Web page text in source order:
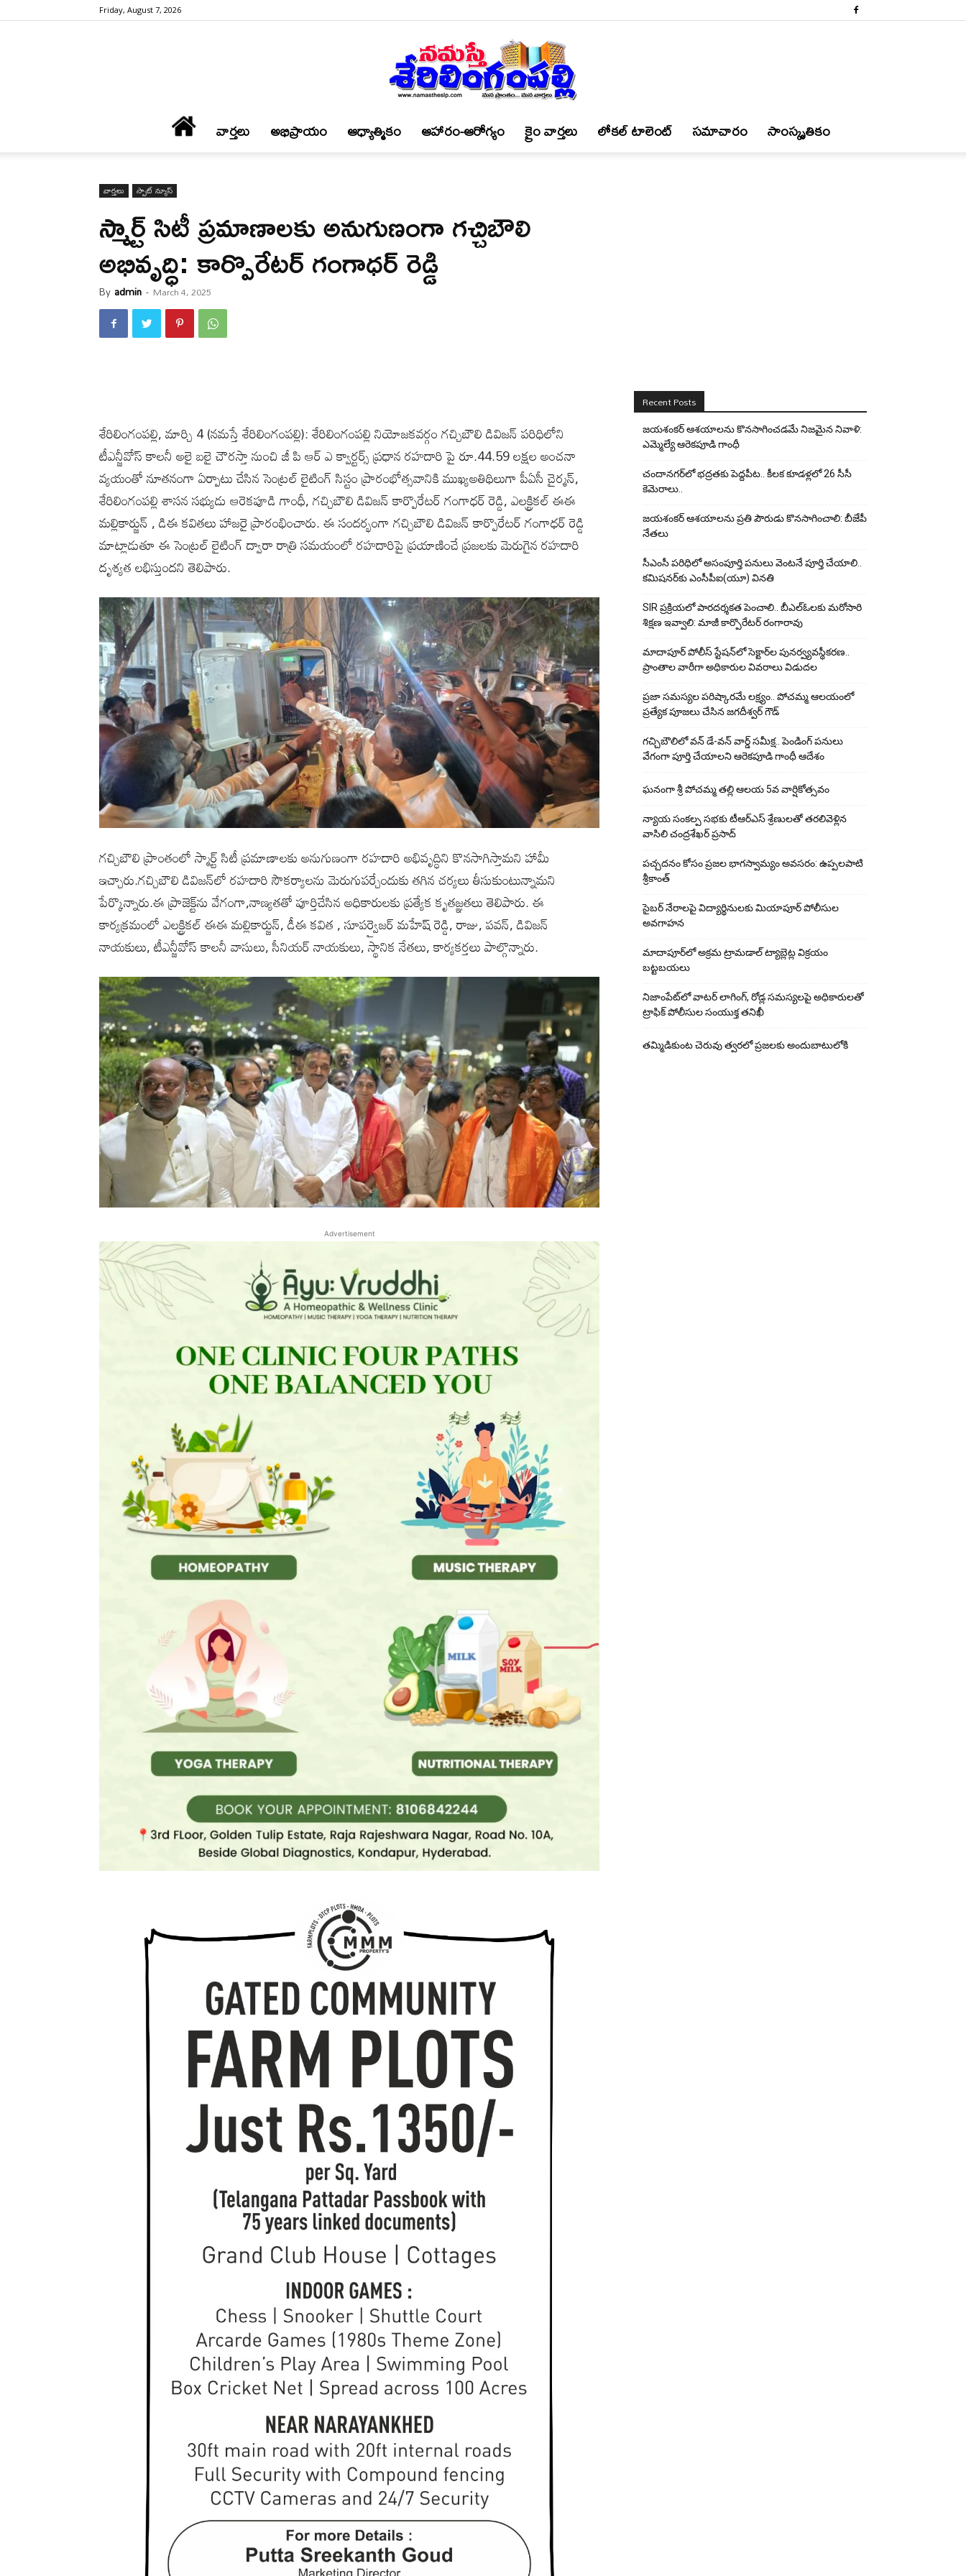
Friday, August 7, 2026
శేరిలింగంపల్లి
వార్త‌లు అభిప్రాయం ఆధ్యాత్మికం ఆహారం-ఆరోగ్యం క్రైం వార్త‌లు లోకల్ టాలెంట్ స‌మాచారం సాంస్కృతికం
వార్త‌లు స్పాట్ న్యూస్
స్మార్ట్ సిటీ ప్ర‌మాణాల‌కు అనుగుణంగా గ‌చ్చిబౌలి
అభివృద్ధి: కార్పొరేటర్ గంగాధర్ రెడ్డి
By admin - March 4, 2025
శేరిలింగంప‌ల్లి, మార్చి 4 (న‌మ‌స్తే శేరిలింగంప‌ల్లి): శేరిలింగంపల్లి నియోజకవర్గం గచ్చిబౌలి డివిజన్ పరిధిలోని
టీఎన్జీవోస్‌ కాలనీ అలై బలై చౌరస్తా నుంచి జీ పి ఆర్ ఎ క్వార్టర్స్ ప్రధాన రహదారి పై రూ.44.59 లక్షల అంచనా
వ్యయంతో నూతనంగా ఏర్పాటు చేసిన సెంట్రల్ లైటింగ్ సిస్టం ప్రారంభోత్సవానికి ముఖ్యఅతిథిలుగా పీఏసీ చైర్మన్,
శేరిలింగంపల్లి శాసన సభ్యుడు ఆరెకపూడి గాంధీ, గచ్చిబౌలి డివిజన్ కార్పొరేటర్ గంగాధర్ రెడ్డి, ఎలక్ట్రికల్ ఈఈ
మల్లికార్జున్ , డిఈ కవితలు హాజ‌రై ప్రారంభించారు. ఈ సందర్భంగా గచ్చిబౌలి డివిజన్ కార్పొరేటర్ గంగాధర్ రెడ్డి
మాట్లాడుతూ ఈ సెంట్రల్ లైటింగ్ ద్వారా రాత్రి సమయంలో రహదారిపై ప్రయాణించే ప్రజలకు మెరుగైన రహదారి
దృశ్యత లభిస్తుందని తెలిపారు.
గచ్చిబౌలి ప్రాంతంలో స్మార్ట్ సిటీ ప్రమాణాలకు అనుగుణంగా రహదారి అభివృద్ధిని కొనసాగిస్తామని హామీ
ఇచ్చారు.గచ్చిబౌలి డివిజన్‌లో రహదారి సౌకర్యాలను మెరుగుపర్చేందుకు తగిన చర్యలు తీసుకుంటున్నామని
పేర్కొన్నారు.ఈ ప్రాజెక్ట్‌ను వేగంగా,నాణ్యతతో పూర్తిచేసిన అధికారులకు ప్రత్యేక కృతజ్ఞతలు తెలిపారు. ఈ
కార్యక్రమంలో ఎలక్ట్రికల్ ఈఈ మల్లికార్జున్, డీఈ కవిత , సూపర్వైజర్ మహేష్ రెడ్డి, రాజు, పవన్, డివిజన్
నాయకులు, టీఎన్జీవోస్‌ కాలనీ వాసులు, సీనియర్ నాయకులు, స్థానిక నేతలు, కార్యకర్తలు పాల్గొన్నారు.
Advertisement
Recent Posts
జయశంకర్ ఆశయాలను కొనసాగించడమే నిజమైన నివాళి:
ఎమ్మెల్యే ఆరెక‌పూడి గాంధీ
చందానగర్‌లో భద్రతకు పెద్దపీట.. కీలక కూడళ్లలో 26 సీసీ
కెమెరాలు..
జయశంకర్ ఆశయాలను ప్రతి పౌరుడు కొనసాగించాలి: బీజేపీ
నేతలు
సీఎంసీ పరిధిలో అసంపూర్తి పనులు వెంటనే పూర్తి చేయాలి..
కమిషనర్‌కు ఎంసీపీఐ(యూ) వినతి
SIR ప్రక్రియలో పారదర్శకత పెంచాలి.. బీఎల్ఓలకు మరోసారి
శిక్షణ ఇవ్వాలి: మాజీ కార్పొరేటర్ రంగారావు
మాదాపూర్ పోలీస్‌ స్టేషన్‌లో సెక్టార్‌ల పునర్వ్యవస్థీకరణ..
ప్రాంతాల వారీగా అధికారుల వివరాలు విడుదల
ప్రజా సమస్యల పరిష్కారమే లక్ష్యం.. పోచమ్మ ఆలయంలో
ప్రత్యేక పూజలు చేసిన జగదీశ్వర్ గౌడ్
గచ్చిబౌలిలో వన్ డే-వన్ వార్డ్ సమీక్ష.. పెండింగ్ పనులు
వేగంగా పూర్తి చేయాలని ఆరెకపూడి గాంధీ ఆదేశం
ఘ‌నంగా శ్రీ పోచమ్మ త‌ల్లి ఆలయ 5వ వార్షికోత్సవం
న్యాయ సంక‌ల్ప స‌భ‌కు టీఆర్ఎస్ శ్రేణుల‌తో త‌ర‌లివెళ్లిన
వాసిలి చంద్ర‌శేఖ‌ర్ ప్ర‌సాద్
పచ్చదనం కోసం ప్రజల భాగస్వామ్యం అవసరం: ఉప్పలపాటి
శ్రీకాంత్
సైబర్ నేరాలపై విద్యార్థినులకు మియాపూర్ పోలీసుల
అవగాహన
మాదాపూర్‌లో అక్రమ ట్రామడాల్ ట్యాబ్లెట్ల విక్రయం
బట్టబయలు
నిజాంపేట్‌లో వాటర్ లాగింగ్, రోడ్ల సమస్యలపై అధికారులతో
ట్రాఫిక్ పోలీసుల సంయుక్త తనిఖీ
తమ్మిడికుంట చెరువు త్వరలో ప్రజలకు అందుబాటులోకి